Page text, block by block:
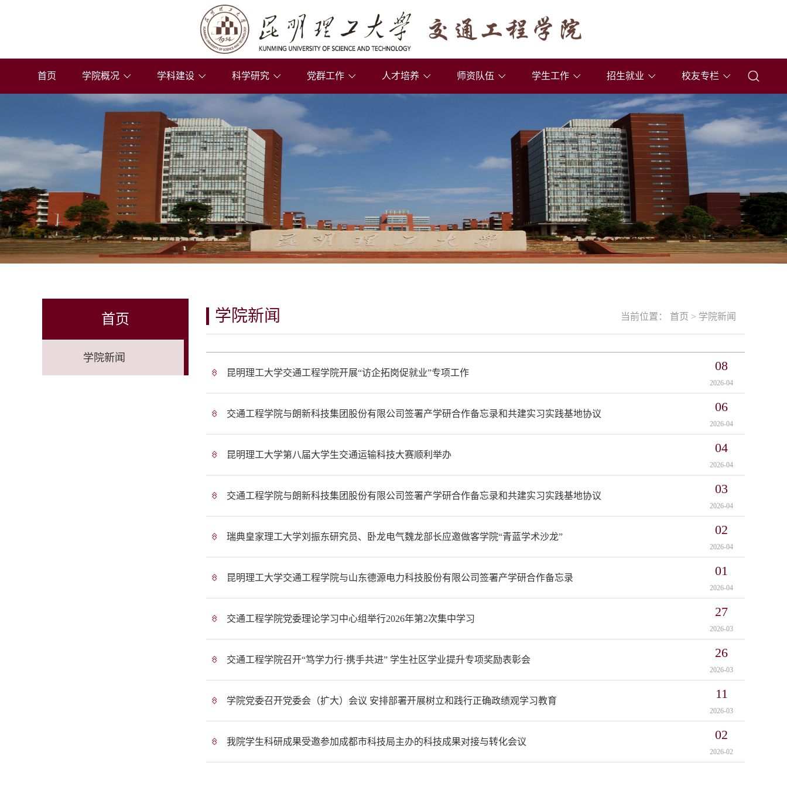
首页 学院概况 学科建设 科学研究 党群工作 人才培养 师资队伍 学生工作 招生就业 校友专栏
首页
学院新闻
学院新闻 当前位置： 首页 > 学院新闻
昆明理工大学交通工程学院开展“访企拓岗促就业”专项工作 08
2026-04
交通工程学院与朗新科技集团股份有限公司签署产学研合作备忘录和共建实习实践基地协议 06
2026-04
昆明理工大学第八届大学生交通运输科技大赛顺利举办 04
2026-04
交通工程学院与朗新科技集团股份有限公司签署产学研合作备忘录和共建实习实践基地协议 03
2026-04
瑞典皇家理工大学刘振东研究员、卧龙电气魏龙部长应邀做客学院“青蓝学术沙龙” 02
2026-04
昆明理工大学交通工程学院与山东德源电力科技股份有限公司签署产学研合作备忘录 01
2026-04
交通工程学院党委理论学习中心组举行2026年第2次集中学习 27
2026-03
交通工程学院召开“笃学力行·携手共进” 学生社区学业提升专项奖励表彰会 26
2026-03
学院党委召开党委会（扩大）会议 安排部署开展树立和践行正确政绩观学习教育 11
2026-03
我院学生科研成果受邀参加成都市科技局主办的科技成果对接与转化会议 02
2026-02